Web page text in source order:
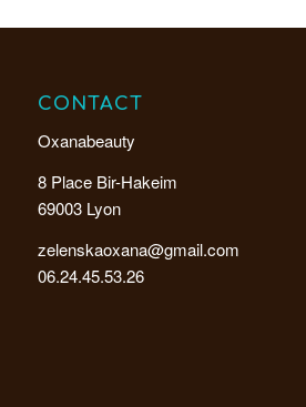
CONTACT
Oxanabeauty
8 Place Bir-Hakeim
69003 Lyon
zelenskaoxana@gmail.com
06.24.45.53.26